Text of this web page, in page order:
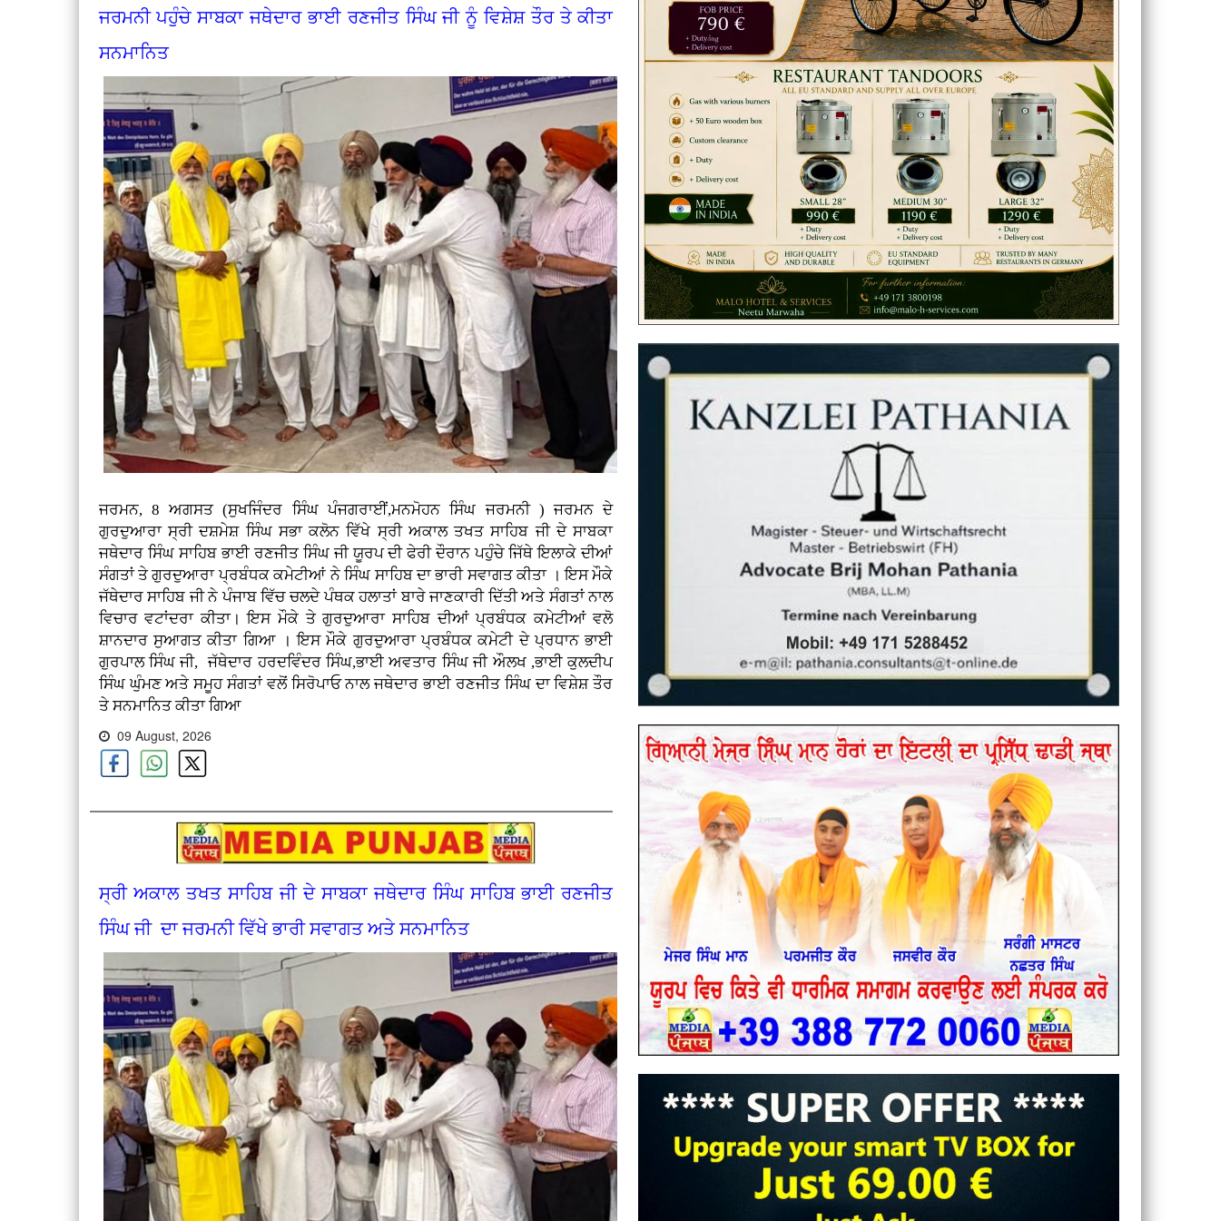
ਜਰਮਨੀ ਪਹੁੰਚੇ ਸਾਬਕਾ ਜਥੇਦਾਰ ਭਾਈ ਰਣਜੀਤ ਸਿੰਘ ਜੀ ਨੂੰ ਵਿਸ਼ੇਸ਼ ਤੌਰ ਤੇ ਕੀਤਾ
ਸਨਮਾਨਿਤ
ਜਰਮਨ, 8 ਅਗਸਤ (ਸੁਖਜਿੰਦਰ ਸਿੰਘ ਪੰਜਗਰਾਈਂ,ਮਨਮੋਹਨ ਸਿੰਘ ਜਰਮਨੀ ) ਜਰਮਨ ਦੇ
ਗੁਰਦੁਆਰਾ ਸ੍ਰੀ ਦਸ਼ਮੇਸ਼ ਸਿੰਘ ਸਭਾ ਕਲੋਨ ਵਿੱਖੇ ਸ੍ਰੀ ਅਕਾਲ ਤਖਤ ਸਾਹਿਬ ਜੀ ਦੇ ਸਾਬਕਾ
ਜਥੇਦਾਰ ਸਿੰਘ ਸਾਹਿਬ ਭਾਈ ਰਣਜੀਤ ਸਿੰਘ ਜੀ ਯੂਰਪ ਦੀ ਫੇਰੀ ਦੌਰਾਨ ਪਹੁੰਚੇ ਜਿੱਥੇ ਇਲਾਕੇ ਦੀਆਂ
ਸੰਗਤਾਂ ਤੇ ਗੁਰਦੁਆਰਾ ਪ੍ਰਬੰਧਕ ਕਮੇਟੀਆਂ ਨੇ ਸਿੰਘ ਸਾਹਿਬ ਦਾ ਭਾਰੀ ਸਵਾਗਤ ਕੀਤਾ । ਇਸ ਮੌਕੇ
ਜੱਥੇਦਾਰ ਸਾਹਿਬ ਜੀ ਨੇ ਪੰਜਾਬ ਵਿੱਚ ਚਲਦੇ ਪੰਥਕ ਹਲਾਤਾਂ ਬਾਰੇ ਜਾਣਕਾਰੀ ਦਿੱਤੀ ਅਤੇ ਸੰਗਤਾਂ ਨਾਲ
ਵਿਚਾਰ ਵਟਾਂਦਰਾ ਕੀਤਾ। ਇਸ ਮੌਕੇ ਤੇ ਗੁਰਦੁਆਰਾ ਸਾਹਿਬ ਦੀਆਂ ਪ੍ਰਬੰਧਕ ਕਮੇਟੀਆਂ ਵਲੋ
ਸ਼ਾਨਦਾਰ ਸੁਆਗਤ ਕੀਤਾ ਗਿਆ । ਇਸ ਮੌਕੇ ਗੁਰਦੁਆਰਾ ਪ੍ਰਬੰਧਕ ਕਮੇਟੀ ਦੇ ਪ੍ਰਧਾਨ ਭਾਈ
ਗੁਰਪਾਲ ਸਿੰਘ ਜੀ, ਜੱਥੇਦਾਰ ਹਰਦਵਿੰਦਰ ਸਿੰਘ,ਭਾਈ ਅਵਤਾਰ ਸਿੰਘ ਜੀ ਔਲਖ ,ਭਾਈ ਕੁਲਦੀਪ
ਸਿੰਘ ਘੁੰਮਣ ਅਤੇ ਸਮੂਹ ਸੰਗਤਾਂ ਵਲੋਂ ਸਿਰੋਪਾਓ ਨਾਲ ਜਥੇਦਾਰ ਭਾਈ ਰਣਜੀਤ ਸਿੰਘ ਦਾ ਵਿਸ਼ੇਸ਼ ਤੌਰ
ਤੇਸਨਮਾਨਿਤ ਕੀਤਾ ਗਿਆ
09 August, 2026
ਸ੍ਰੀ ਅਕਾਲ ਤਖਤ ਸਾਹਿਬ ਜੀ ਦੇ ਸਾਬਕਾ ਜਥੇਦਾਰ ਸਿੰਘ ਸਾਹਿਬ ਭਾਈ ਰਣਜੀਤ
ਸਿੰਘ ਜੀ ਦਾ ਜਰਮਨੀ ਵਿੱਖੇ ਭਾਰੀ ਸਵਾਗਤ ਅਤੇ ਸਨਮਾਨਿਤ